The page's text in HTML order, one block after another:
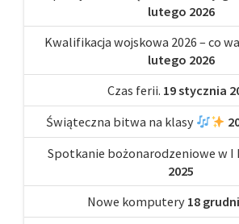
lutego 2026
Kwalifikacja wojskowa 2026 – co
lutego 2026
Czas ferii. 19 stycznia
Świąteczna bitwa na klasy
Spotkanie bożonarodzeniowe w I
2025
Nowe komputery 18